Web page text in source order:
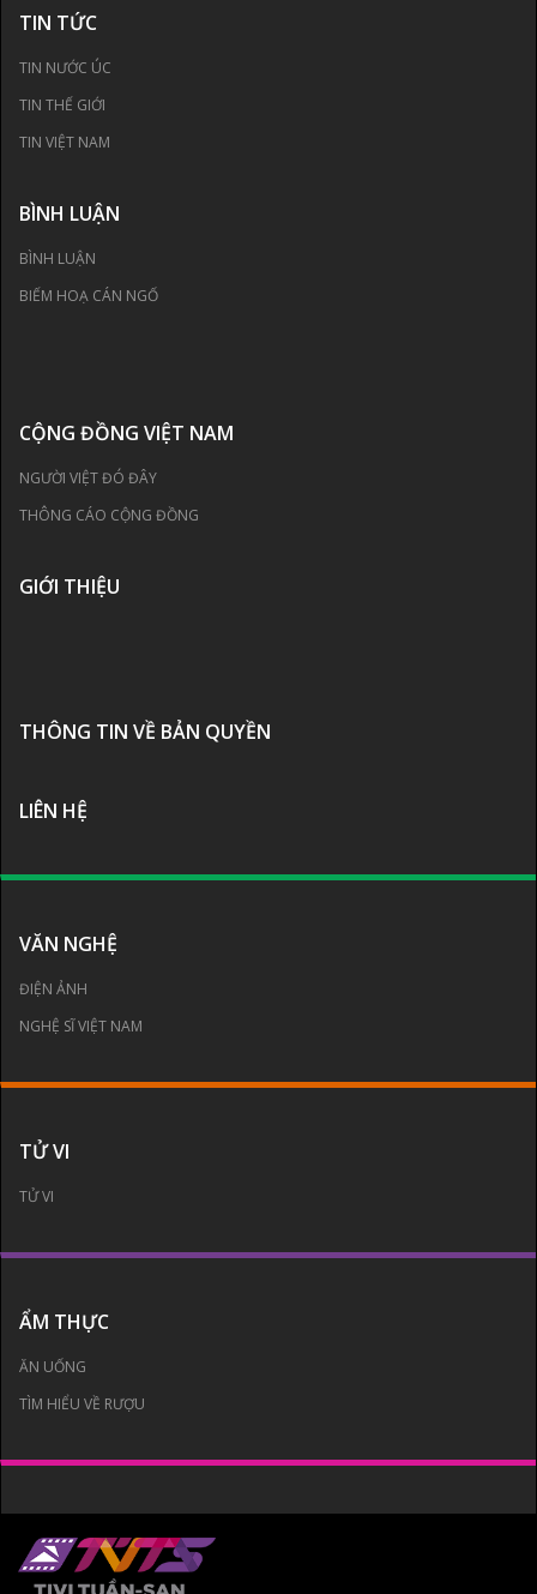
TIN TỨC
TIN NƯỚC ÚC
TIN THẾ GIỚI
TIN VIỆT NAM
BÌNH LUẬN
BÌNH LUẬN
BIẾM HOẠ CÁN NGỐ
CỘNG ĐỒNG VIỆT NAM
NGƯỜI VIỆT ĐÓ ĐÂY
THÔNG CÁO CỘNG ĐỒNG
GIỚI THIỆU
THÔNG TIN VỀ BẢN QUYỀN
LIÊN HỆ
VĂN NGHỆ
ĐIỆN ẢNH
NGHỆ SĨ VIỆT NAM
TỬ VI
TỬ VI
ẨM THỰC
ĂN UỐNG
TÌM HIỂU VỀ RƯỢU